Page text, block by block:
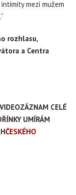
mezi mužem
rozhlasu,
a Centra
CELÉ
UMÍRÁM
ČESKÉHO